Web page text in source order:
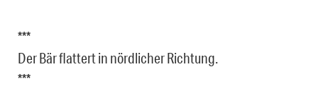
***
Der Bär flattert in nördlicher Richtung.
***